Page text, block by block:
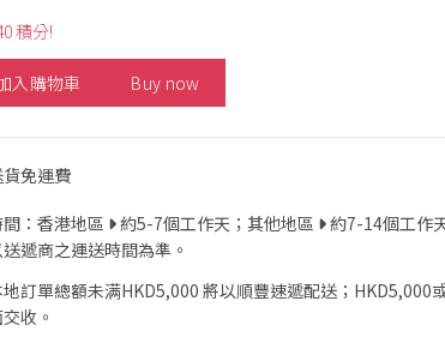
積分!
Cut Emerald Half Eternity Ring 數量
入購物車 Buy now
免運費
：香港地區 約5-7個工作天；其他地區 約7-14個工作
遞商之運送時間為準。
訂單總額未满HKD5,000 將以順豐速遞配送；HKD5,000
收。